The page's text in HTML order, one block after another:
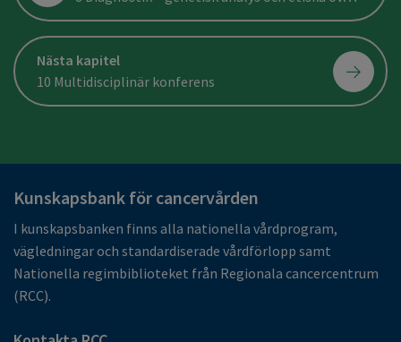
Nästa kapitel
10 Multidisciplinär konferens
Kunskapsbank för cancervården
I kunskapsbanken finns alla nationella vårdprogram,
vägledningar och standardiserade vårdförlopp samt
Nationella regimbiblioteket från Regionala cancercentrum
(RCC).